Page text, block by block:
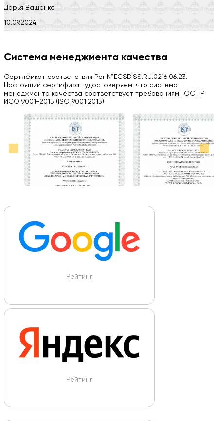
Дарья Ващенко
10.09.2024
H
03.09.2024
Вся работа выполнена в срок. Всем рекомендую
Больше отзывов на Google Maps
Система менеджмента качества
Сертификат соответствия Рег.№ECSD.SS.RU.0216.06.23.
Настоящий сертификат удостоверяем, что система
менеджмента качества соответствует требованиям ГОСТ Р
ИСО 9001-2015 (ISO 9001:2015)
Рейтинг
Рейтинг